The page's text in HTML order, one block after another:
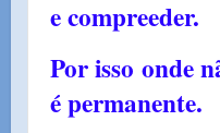
e compreeder.
Por isso onde
é permanente.